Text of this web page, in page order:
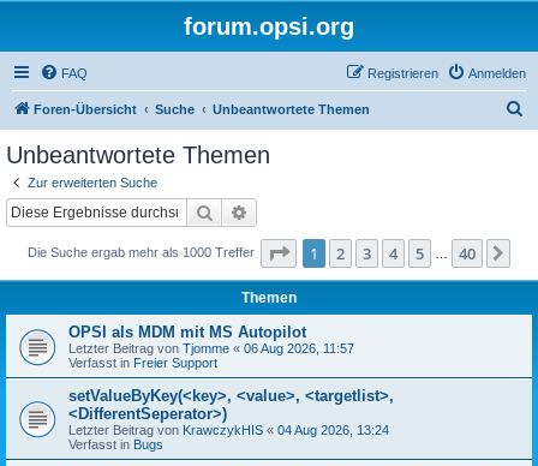
forum.opsi.org
FAQ Anmelden
Registrieren
Foren-Übersicht Suche Unbeantwortete Themen
Unbeantwortete Themen
Zur erweiterten Suche
Suche
Die Suche ergab mehr als 1000 Treffer Seite 1von 40
1 2 3 4 5 40
Themen
OPSI als MDM mit MS Autopilot
Letzter Beitrag von Tjomme « 06 Aug 2026, 11:57
Verfasst in Freier Support
setValueByKey(<key>, <value>, <targetlist>,
<DifferentSeperator>)
Letzter Beitrag von KrawczykHIS « 04 Aug 2026, 13:24
Verfasst in Bugs